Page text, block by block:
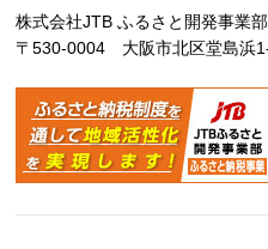
株式会社JTB ふるさと開発事業部
〒530-0004 大阪市北区堂島浜